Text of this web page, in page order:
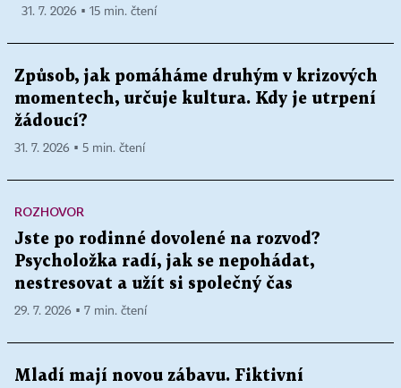
31. 7. 2026 ▪ 15 min. čtení
Způsob, jak pomáháme druhým v krizových
momentech, určuje kultura. Kdy je utrpení
žádoucí?
31. 7. 2026 ▪ 5 min. čtení
ROZHOVOR
Jste po rodinné dovolené na rozvod?
Psycholožka radí, jak se nepohádat,
nestresovat a užít si společný čas
29. 7. 2026 ▪ 7 min. čtení
Mladí mají novou zábavu. Fiktivní